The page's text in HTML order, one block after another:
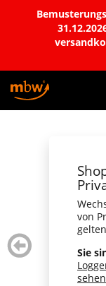
von
Sie
zurück
blättern